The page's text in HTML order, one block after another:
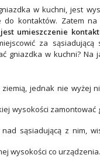
w kuchni, jest
kontaktów. Zatem
umieszczenie
za
gniazdka w kuchni? Na
jednak nie wyżej
wysokości zamontować
sąsiadującą z nim,
wysokości co urządzenia.